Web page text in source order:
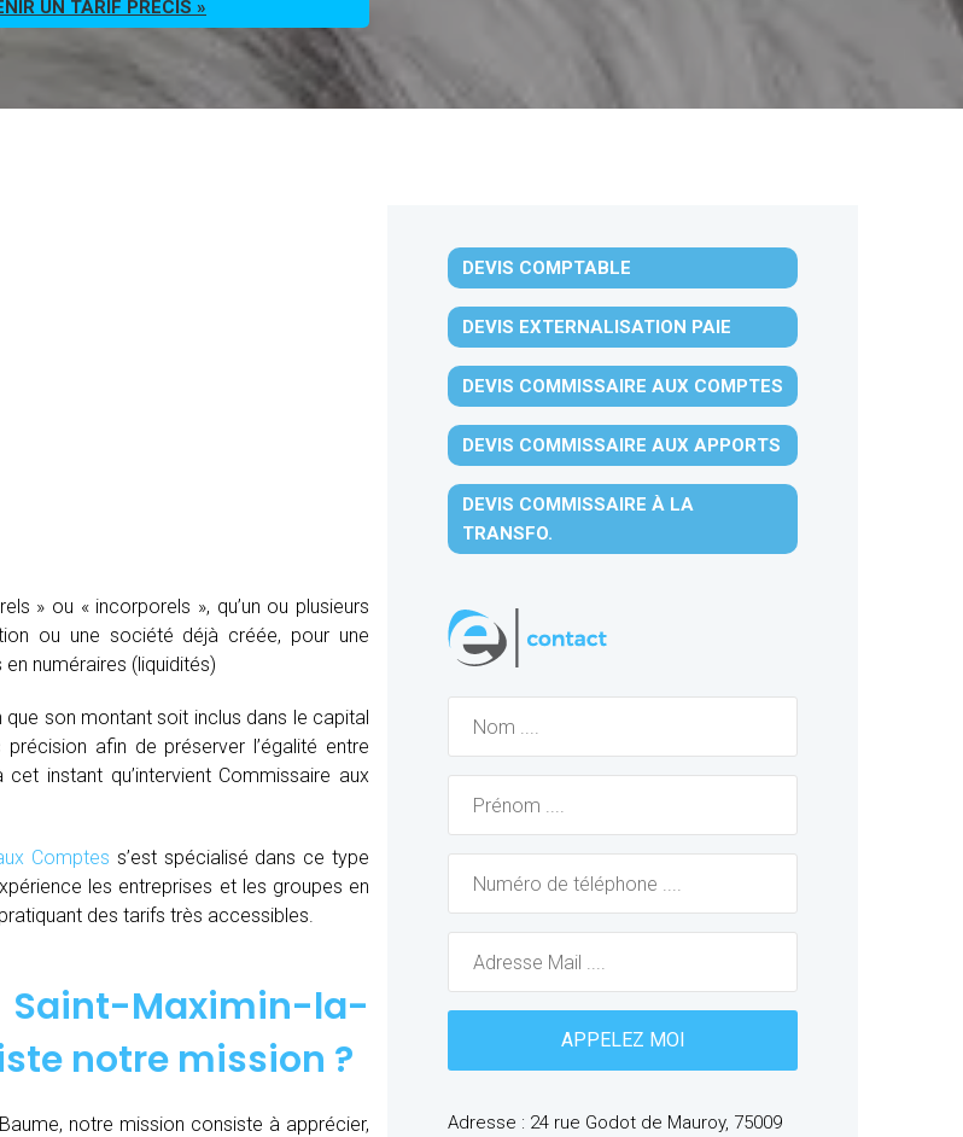
UN TARIF PRÉCIS »
» ou « incorporels », qu’un ou plusieurs
ou une société déjà créée, pour une
numéraires (liquidités)
que son montant soit inclus dans le capital
afin de préserver l’égalité entre
instant qu’intervient Commissaire aux
Comptes s’est spécialisé dans ce type
les entreprises et les groupes en
des tarifs très accessibles.
Maximin-la-
notre mission ?
notre mission consiste à apprécier,
DEVIS COMPTABLE
DEVIS EXTERNALISATION PAIE
DEVIS COMMISSAIRE AUX COMPTES
DEVIS COMMISSAIRE AUX APPORTS
DEVIS COMMISSAIRE À LA
TRANSFO.
Adresse : 24 rue Godot de Mauroy, 75009